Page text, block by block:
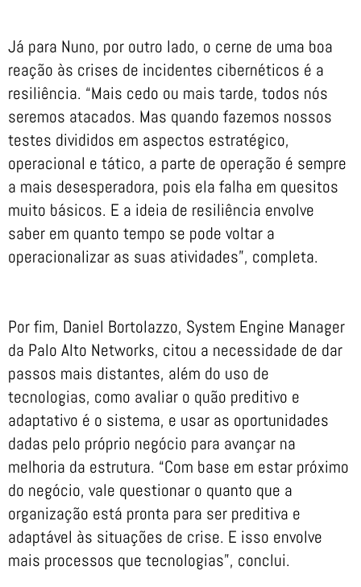
Já para Nuno, por outro lado, o cerne de uma boa
reação às crises de incidentes cibernéticos é a
resiliência. “Mais cedo ou mais tarde, todos nós
seremos atacados. Mas quando fazemos nossos
testes divididos em aspectos estratégico,
operacional e tático, a parte de operação é sempre
a mais desesperadora, pois ela falha em quesitos
muito básicos. E a ideia de resiliência envolve
saber em quanto tempo se pode voltar a
operacionalizar as suas atividades”, completa.
Por fim, Daniel Bortolazzo, System Engine Manager
da Palo Alto Networks, citou a necessidade de dar
passos mais distantes, além do uso de
tecnologias, como avaliar o quão preditivo e
adaptativo é o sistema, e usar as oportunidades
dadas pelo próprio negócio para avançar na
melhoria da estrutura. “Com base em estar próximo
do negócio, vale questionar o quanto que a
organização está pronta para ser preditiva e
adaptável às situações de crise. E isso envolve
mais processos que tecnologias”, conclui.